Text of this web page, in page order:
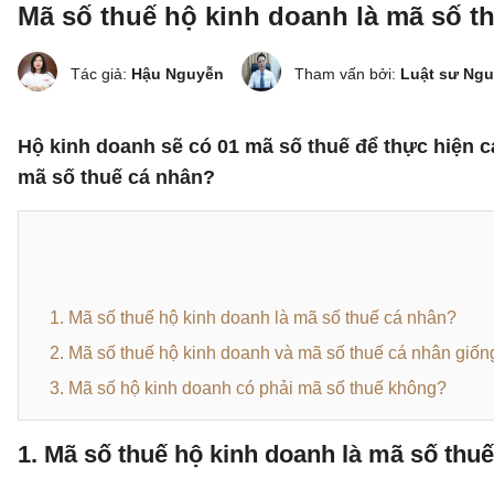
Mã số thuế hộ kinh doanh là mã số
Tác giả: Hậu Nguyễn Tham vấn bởi: Luật sư
Hộ kinh doanh sẽ có 01 mã số thuế để thực hiện
mã số thuế cá nhân?
1. Mã số thuế hộ kinh doanh là mã số thuế cá nhân?
2. Mã số thuế hộ kinh doanh và mã số thuế cá nhân
3. Mã số hộ kinh doanh có phải mã số thuế không?
1. Mã số thuế hộ kinh doanh là mã số